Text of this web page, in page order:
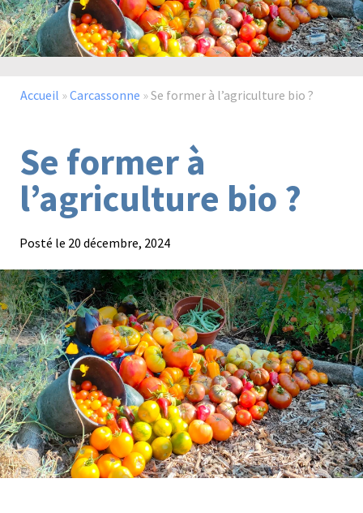
du
vivant
Commerce
Cheval
Trouver
sa
voie
Accueil »Carcassonne »Se former à l’agriculture bio ?
Se former à
l’agriculture bio ?
Posté le 20 décembre, 2024